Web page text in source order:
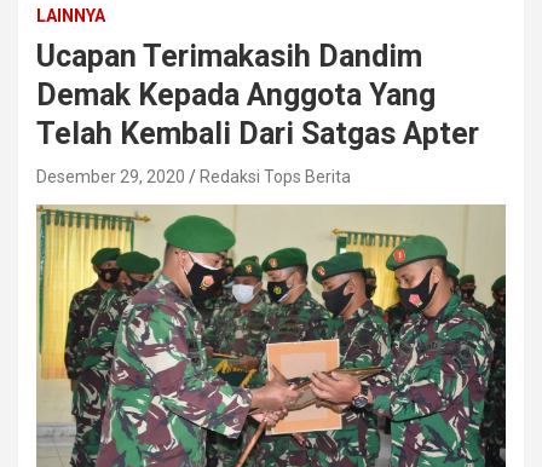
LAINNYA
Ucapan Terimakasih Dandim
Demak Kepada Anggota Yang
Telah Kembali Dari Satgas Apter
Desember 29, 2020 Redaksi Tops Berita